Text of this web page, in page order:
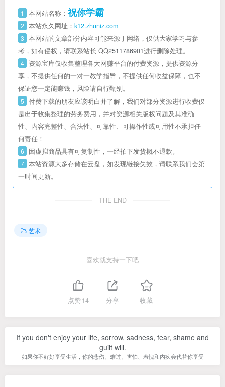
1 本网站名称： 祝你学霸
2 本站永久网址： k12.zhuniz.com
3 本网站的文章部分内容可能来源于网络，仅供大家学习与参
考，如有侵权，请联系站长 QQ2511786901进行删除处理。
4 资源宝库仅收集整理各大网赚平台的付费资源，提供资源分
享，不提供任何的一对一教学指导，不提供任何收益保障，也不
保证您一定能赚钱，风险请自行甄别。
5 付费下载的朋友应该明白并了解，我们对部分资源进行收费仅
是出于收集整理的劳务费用，并对资源相关版权问题及其准确
性、内容完整性、合法性、可靠性、可操作性或可用性不承担任
何责任！
6 因虚拟商品具有可复制性，一经拍下发货概不退款。
7 本站资源大多存储在云盘，如发现链接失效，请联系我们会第
一时间更新。
THE END
艺术
喜欢就支持一下吧
点赞14 分享 收藏
If you don't enjoy your life, sorrow, sadness, fear, shame and
guilt will.
如果你不好好享受生活，你的悲伤、难过、害怕、羞愧和内疚会代替你享受